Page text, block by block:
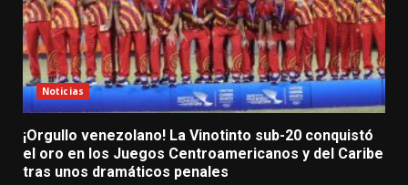
Noticias
¡Orgullo venezolano! La Vinotinto sub-20 conquistó
el oro en los Juegos Centroamericanos y del Caribe
tras unos dramáticos penales